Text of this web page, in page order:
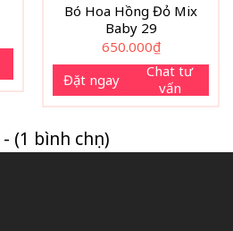
Bó Hoa Hồng Đỏ Mix
Baby 29
650.000₫
Đặt ngay
Chat tư
vấn
(1 bình chọn)